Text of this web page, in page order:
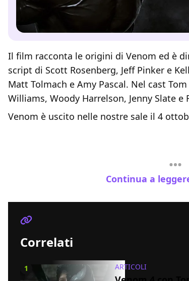
Il film racconta le origini di Venom ed è
script di Scott Rosenberg, Jeff Pinker e
Matt Tolmach e Amy Pascal. Nel cast
Williams, Woody Harrelson, Jenny Slate e
Venom è uscito nelle nostre sale il 4
Continua a
Correlati
1 ARTICOLI